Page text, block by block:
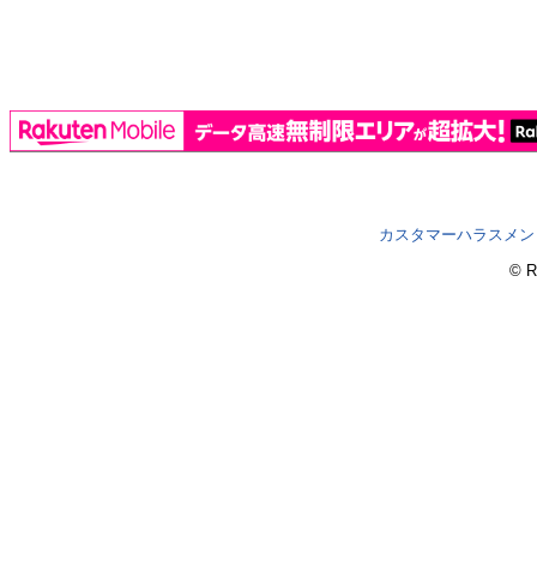
カスタマーハラスメ
©